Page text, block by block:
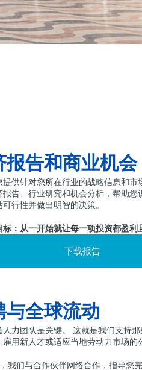
报告和商业机会
提供针对您所在行业的战略信息和市
报告、行业研究和机会分析，帮助您
行性并做出明智的决策。
：从一开始就让每一项投资都盈利
下载报告
与全球流动
人力团队是关键。 这就是我们支持
用新人才或适应当地劳动力市场的
我们与合作伙伴网络合作，指导您完